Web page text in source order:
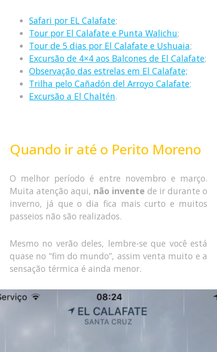
Safari por EL Calafate;
Tour por El Calafate e Punta Walichu;
Tour de 5 dias por El Calafate e Ushuaia;
Excursão de 4×4 aos Balcones de El Calafate;
Observação das estrelas em El Calafate;
Trilha pelo Cañadón del Arroyo Calafate;
Excursão a El Chaltén.
Quando ir até o Perito Moreno
O melhor período é entre novembro e março.
Muita atenção aqui, não invente de ir durante o
inverno, já que o dia fica mais curto e muitos
passeios não são realizados.
Mesmo no verão deles, lembre-se que você está
quase no “fim do mundo”, assim venta muito e a
sensação térmica é ainda menor.